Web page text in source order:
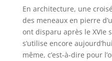
En architecture, une
des meneaux en pierre
ont disparu après le XVIe
s’utilise encore
même, c’est-à-dire pour